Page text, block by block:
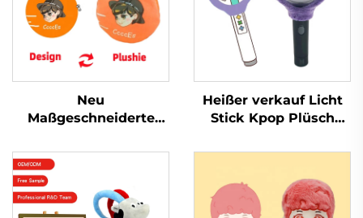
Neu
Maßgeschneiderte
Plüsch Geldbörse
Schlüsselbund
Heißer verkauf Licht
Stick Kpop Plüsch
Plushie Spielzeug Für
Konzert Feier